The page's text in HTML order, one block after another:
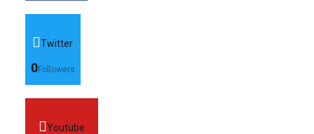
Twitter
0Followers
Youtube